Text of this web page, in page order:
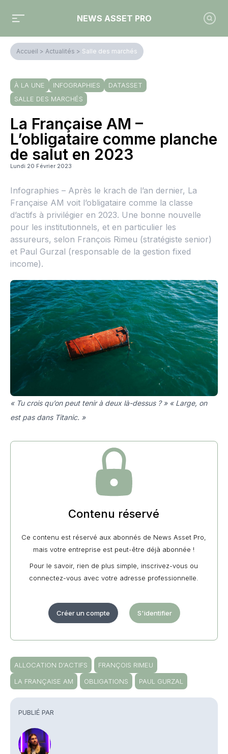
NEWS ASSET PRO
Accueil > Actualités > Salle des marchés
PUBLIÉ PAR
À LA UNE INFOGRAPHIES
DATASSET
SALLE DES MARCHÉS
La Française AM –
L’obligataire comme planche
de salut en 2023
Lundi 20 Février 2023
Infographies – Après le krach de l’an dernier, La
Française AM voit l’obligataire comme la classe
d’actifs à privilégier en 2023. Une bonne nouvelle
pour les institutionnels, et en particulier les
assureurs, selon François Rimeu (stratégiste senior)
et Paul Gurzal (responsable de la gestion fixed
income).
« Tu crois qu’on peut tenir à deux là-dessus ? » « Large, on
est pas dans Titanic. »
Contenu réservé
Ce contenu est réservé aux abonnés de News Asset Pro,
mais votre entreprise est peut-être déjà abonnée !
Pour le savoir, rien de plus simple, inscrivez-vous ou
connectez-vous avec votre adresse professionnelle.
Créer un compte S'identifier
ALLOCATION D'ACTIFS
FRANÇOIS RIMEU
LA FRANÇAISE AM
OBLIGATIONS PAUL GURZAL